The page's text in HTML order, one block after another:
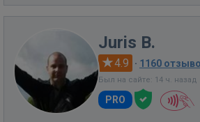
Juris B.
4.9 · 1160
Был на сайте: 14 ч. назад
PRO